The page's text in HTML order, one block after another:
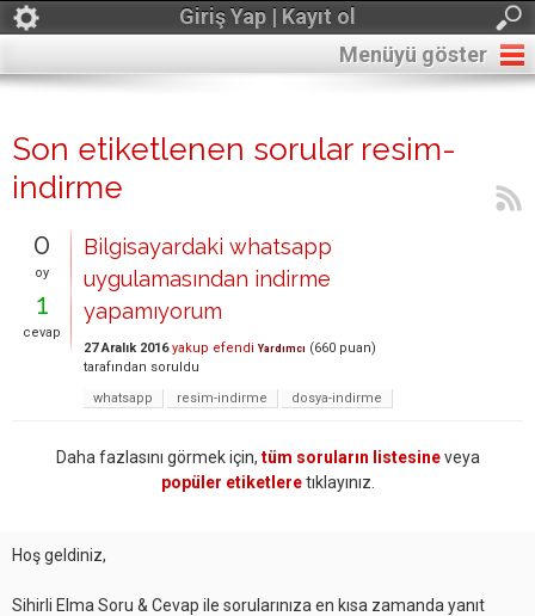
Giriş Yap | Kayıt ol
Menüyü göster
Son etiketlenen sorular resim-
indirme
0
oy
1
cevap
Bilgisayardaki whatsapp
uygulamasından indirme
yapamıyorum
27 Aralık 2016 yakup efendi Yardımcı (660 puan)
tarafından soruldu
whatsapp
resim-indirme dosya-indirme
Daha fazlasını görmek için, tüm soruların listesineveya
popüler etiketleretıklayınız.
Hoş geldiniz,
Sihirli Elma Soru & Cevap ile sorularınıza en kısa zamanda yanıt